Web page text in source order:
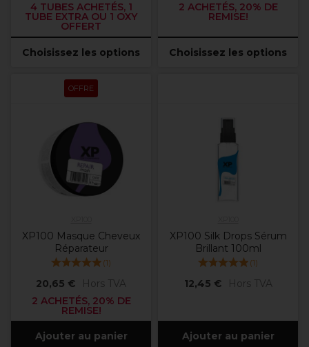
4 TUBES ACHETÉS, 1
TUBE EXTRA OU 1 OXY
OFFERT
Choisissez les options
2 ACHETÉS, 20% DE
REMISE!
Choisissez les options
OFFRE
XP100 Masque Cheveux
Réparateur
(1)
20,65 €
Hors TVA
2 ACHETÉS, 20% DE
REMISE!
Ajouter au panier
XP100 Silk Drops Sérum
Brillant 100ml
(1)
12,45 € Hors TVA
Ajouter au panier